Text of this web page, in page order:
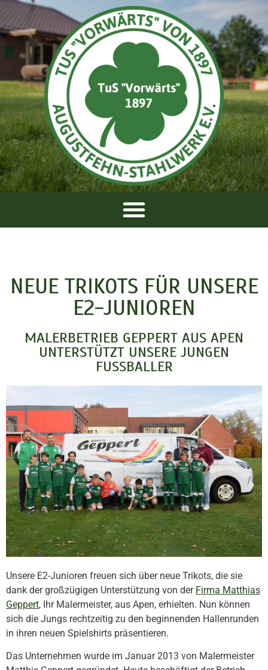
NEUE TRIKOTS FÜR UNSERE
E2-JUNIOREN
MALERBETRIEB GEPPERT AUS APEN
UNTERSTÜTZT UNSERE JUNGEN
FUSSBALLER
Unsere E2-Junioren freuen sich über neue Trikots, die sie
dank der großzügigen Unterstützung von der Firma Matthias
Geppert, Ihr Malermeister, aus Apen, erhielten. Nun können
sich die Jungs rechtzeitig zu den beginnenden Hallenrunden
in ihren neuen Spielshirts präsentieren.
Das Unternehmen wurde im Januar 2013 von Malermeister